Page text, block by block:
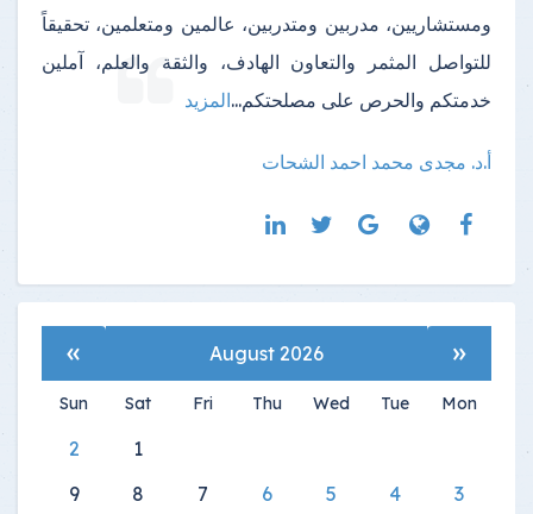
ومستشاريين، مدربين ومتدربين، عالمين ومتعلمين، تحقيقاً
للتواصل المثمر والتعاون الهادف، والثقة والعلم، آملين
خدمتكم والحرص على مصلحتكم...المزيد
أ.د. مجدى محمد احمد الشحات
«
August 2026
»
Mon
Tue
Wed
Thu
Fri
Sat
Sun
1
2
3
4
5
6
7
8
9